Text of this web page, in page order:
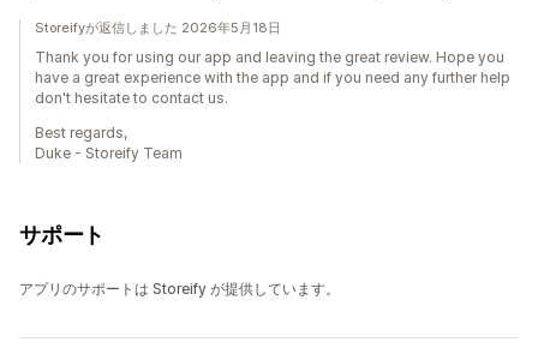
Storeifyが返信しました 2026年5月18日
Thank you for using our app and leaving the great review. Hope you
have a great experience with the app and if you need any further help
don't hesitate to contact us.
Best regards,
Duke - Storeify Team
サポート
アプリのサポートは Storeify が提供しています。